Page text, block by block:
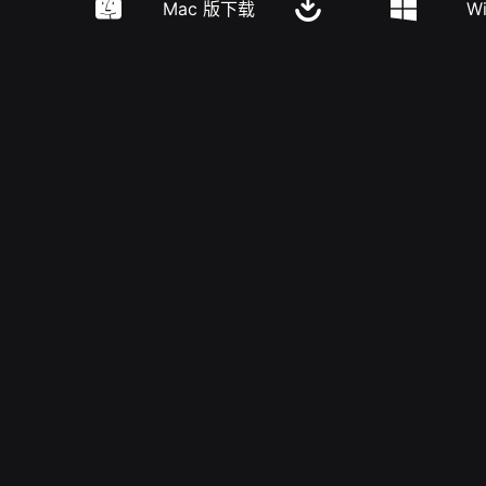
Mac 版下载